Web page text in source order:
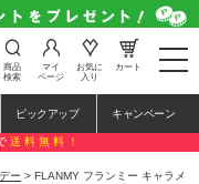
t
o
e
n
a
商品
検索
マイ
ページ
お気に
入り
カート
ピックアップ キャンペーン
送料無料！
ー > FLANMY フランミー キャラメ